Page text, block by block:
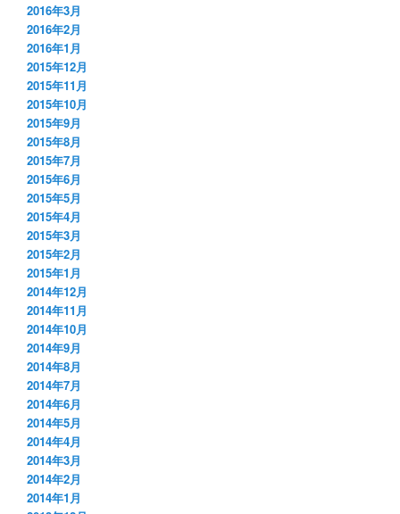
2016年3月
2016年2月
2016年1月
2015年12月
2015年11月
2015年10月
2015年9月
2015年8月
2015年7月
2015年6月
2015年5月
2015年4月
2015年3月
2015年2月
2015年1月
2014年12月
2014年11月
2014年10月
2014年9月
2014年8月
2014年7月
2014年6月
2014年5月
2014年4月
2014年3月
2014年2月
2014年1月